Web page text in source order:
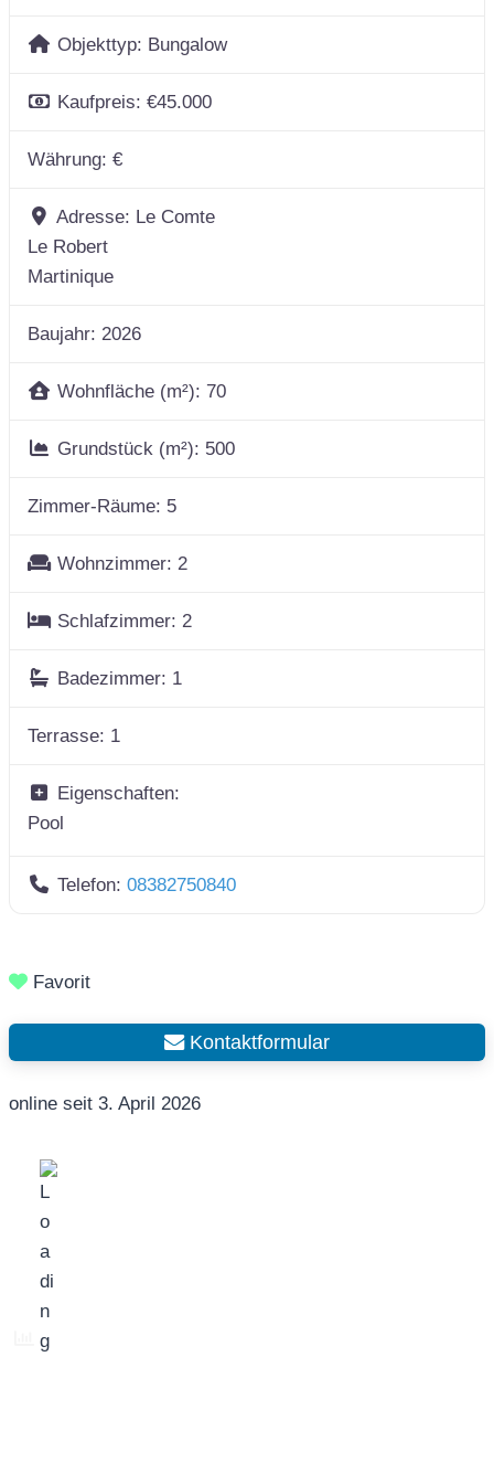
Objekttyp: Bungalow
Kaufpreis: €45.000
Währung: €
Adresse: Le Comte
Le Robert
Martinique
Baujahr: 2026
Wohnfläche (m²): 70
Grundstück (m²): 500
Zimmer-Räume: 5
Wohnzimmer: 2
Schlafzimmer: 2
Badezimmer: 1
Terrasse: 1
Eigenschaften:
Pool
Telefon: 08382750840
Favorit
Kontaktformular
online seit 3. April 2026